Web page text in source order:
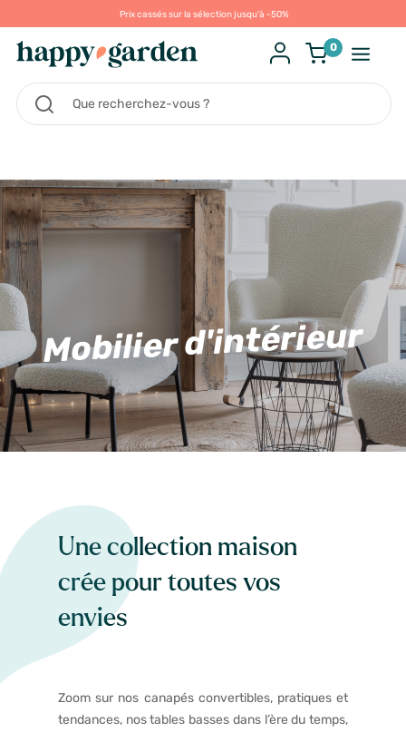
Prix cassés sur la sélection jusqu'à -50%
0
Mobilier d'intérieur
Une collection maison
crée pour toutes vos
envies
Zoom sur nos canapés convertibles, pratiques et
tendances, nos tables basses dans l’ère du temps,